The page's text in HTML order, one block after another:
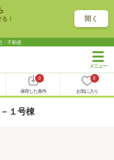
！ 開く
・不動産
0
保存した条件
0
お気に入り
１号棟